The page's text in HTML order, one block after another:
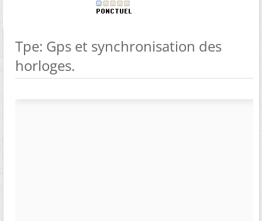
Tpe: Gps et synchronisation des
horloges.